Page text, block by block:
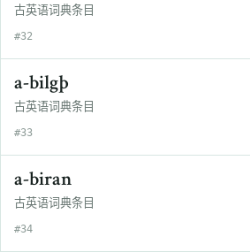
古英语词典条目
#32
a-bilgþ
古英语词典条目
#33
a-biran
古英语词典条目
#34